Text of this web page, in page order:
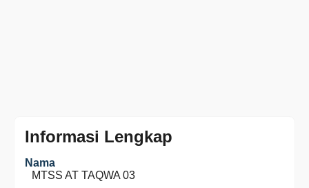
Informasi Lengkap
Nama
MTSS AT TAQWA 03